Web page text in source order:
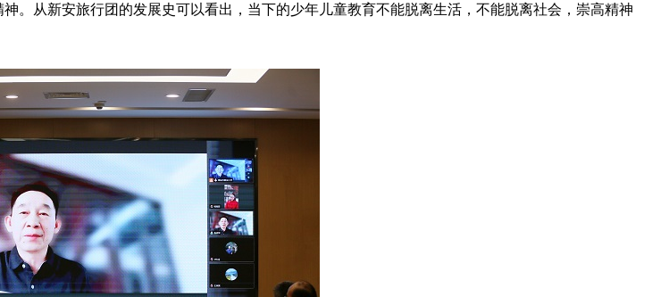
。从新安旅行团的发展史可以看出，当下的少年儿童教育不能脱离生活，不能脱离社会，崇高精神